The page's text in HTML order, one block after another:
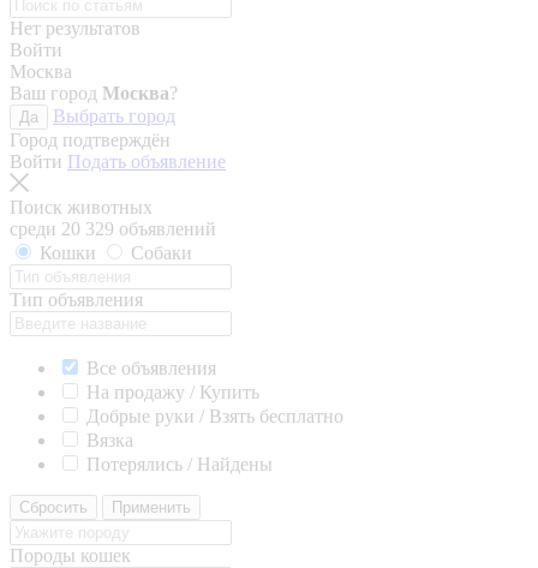
Нет результатов
Войти
Москва
Ваш город Москва?
Да
Выбрать город
Город подтверждён
Войти Подать объявление
Поиск животных
среди 20 329 объявлений
Кошки
Собаки
Тип объявления
Все объявления
На продажу / Купить
Добрые руки / Взять бесплатно
Вязка
Потерялись / Найдены
Сбросить Применить
Породы кошек